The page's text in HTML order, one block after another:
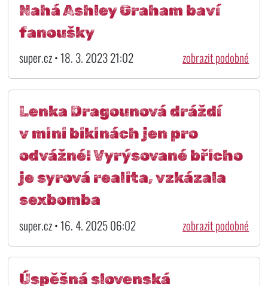
Nahá Ashley Graham baví
fanoušky
super.cz • 18. 3. 2023 21:02 zobrazit podobné
Lenka Dragounová dráždí
v mini bikinách jen pro
odvážné! Vyrýsované břicho
je syrová realita, vzkázala
sexbomba
super.cz • 16. 4. 2025 06:02 zobrazit podobné
Úspěšná slovenská